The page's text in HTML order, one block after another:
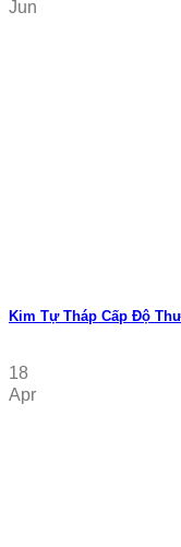
Jun
Kim Tự Tháp Cấp Độ
18
Apr